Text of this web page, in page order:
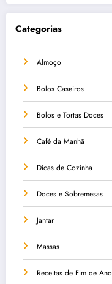
Categorias
Almoço
Bolos Caseiros
Bolos e Tortas Doces
Café da Manhã
Dicas de Cozinha
Doces e Sobremesas
Jantar
Massas
Receitas de Fim de Ano